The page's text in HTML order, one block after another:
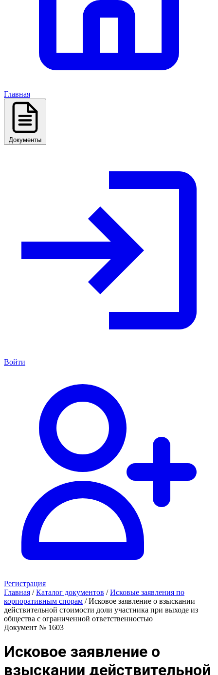
Главная
Документы
Войти
Регистрация
Главная / Каталог документов / Исковые заявления по
корпоративным спорам / Исковое заявление о взыскании
действительной стоимости доли участника при выходе из
общества с ограниченной ответственностью
Документ № 1603
Исковое заявление о
взыскании действительной